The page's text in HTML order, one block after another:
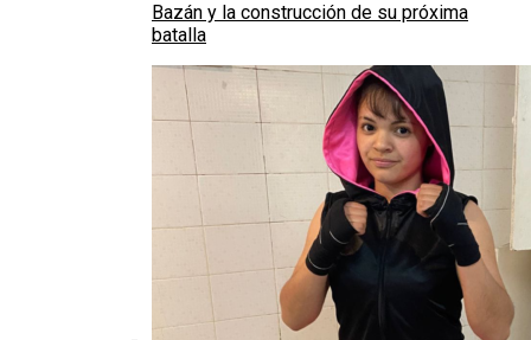
Bazán y la construcción de su próxima
batalla